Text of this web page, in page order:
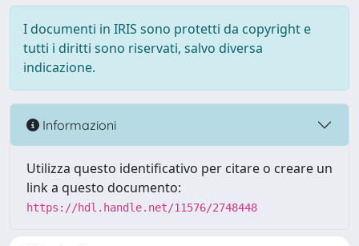
I documenti in IRIS sono protetti da copyright e
tutti i diritti sono riservati, salvo diversa
indicazione.
Informazioni
Utilizza questo identificativo per citare o creare un
link a questo documento:
https://hdl.handle.net/11576/2748448